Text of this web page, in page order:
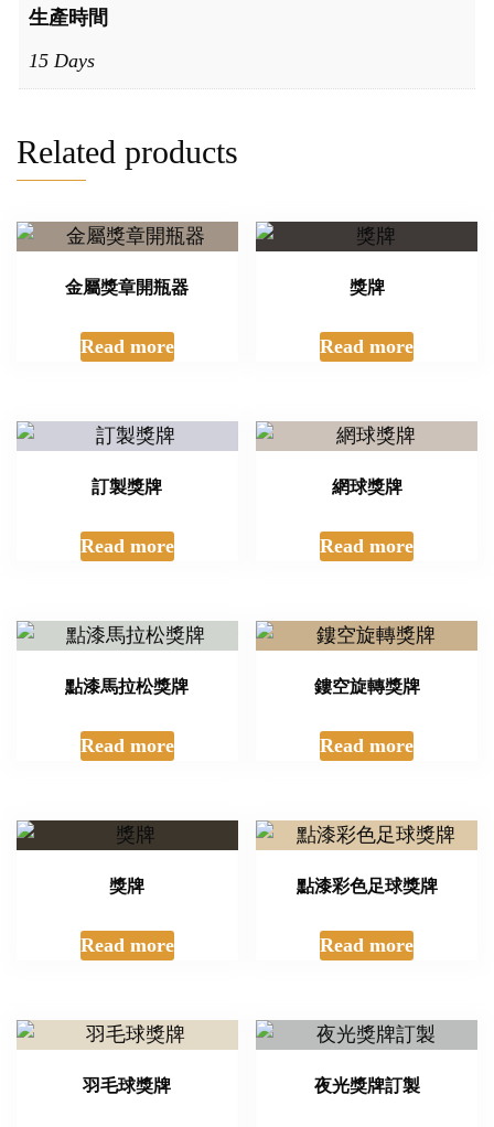
生產時間
15 Days
Related products
金屬獎章開瓶器
Read more
獎牌
Read more
訂製獎牌
Read more
網球獎牌
Read more
點漆馬拉松獎牌
Read more
鏤空旋轉獎牌
Read more
獎牌
Read more
點漆彩色足球獎牌
Read more
羽毛球獎牌 夜光獎牌訂製